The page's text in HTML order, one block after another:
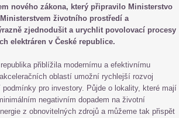
nového zákona, který připravilo Ministerstvo
životního prostředí a
zjednodušit a urychlit povolovací procesy
elektráren v České republice.
přiblížila modernímu a efektivnímu
oblastí umožní rychlejší rozvoj
pro investory. Půjde o lokality, které mají
negativním dopadem na životní
z obnovitelných zdrojů a můžeme tak přispět